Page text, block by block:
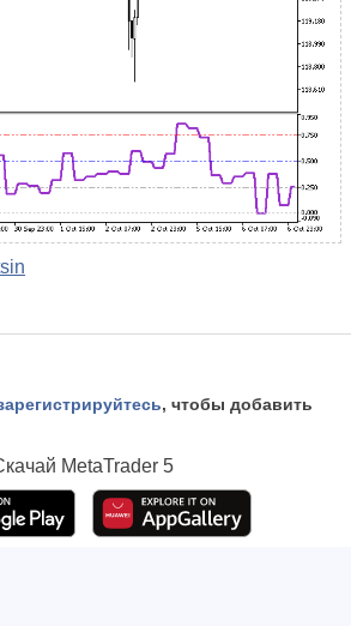
, чтобы добавить
MetaTrader 5